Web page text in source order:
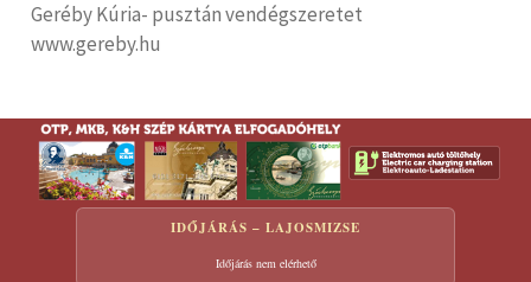
Geréby Kúria- pusztán vendégszeretet
www.gereby.hu
IDŐJÁRÁS – LAJOSMIZSE
Időjárás nem elérhető